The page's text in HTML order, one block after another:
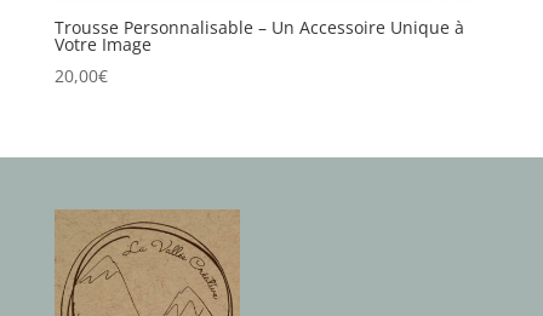
Trousse Personnalisable – Un Accessoire Unique à
Votre Image
20,00€